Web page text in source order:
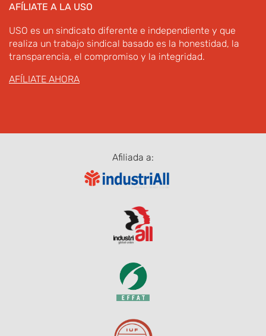
AFÍLIATE A LA USO
USO es un sindicato diferente e independiente y que
realiza un trabajo sindical basado es la honestidad, la
transparencia, el compromiso y la integridad.
AFÍLIATE AHORA
Afiliada a: